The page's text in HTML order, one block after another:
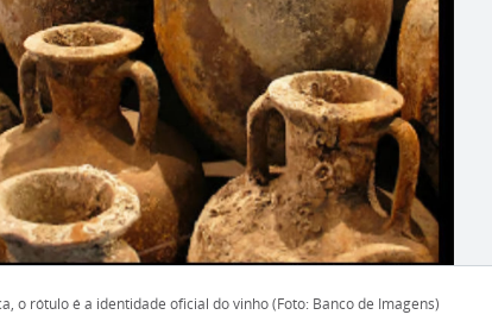
o rótulo é a identidade oficial do vinho (Foto: Banco de Imagens)